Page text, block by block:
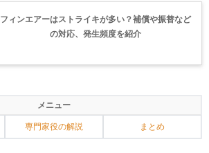
フィンエアーはストライキが多い？補償や振替など
の対応、発生頻度を紹介
メニュー
専門家役の解説 まとめ